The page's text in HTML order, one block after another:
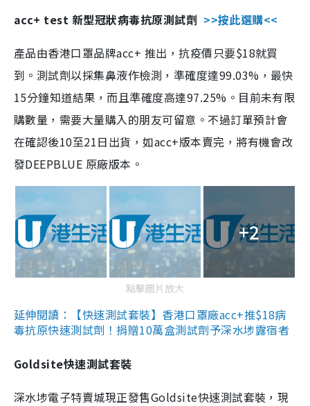
acc+ test 新型冠狀病毒抗原測試劑 >>按此選購<<
產品由香港口罩品牌acc+ 推出，抗疫價只要$18就買
到。測試劑以採集鼻液作檢測，準確度達99.03%，最快
15分鐘知道結果，而且準確度高達97.25%。目前未有限
購數量，需要大量購入的朋友可留意。不過訂單預計會
在確認後10至21日出貨，如acc+版本賣完，將有機會改
發DEEPBLUE 原廠版本。
+2
點擊圖片放大
延伸閱讀：【快速測試套裝】香港口罩廠acc+推$18病
毒抗原快速測試劑！捐贈10萬盒測試劑予深水埗露宿者
Goldsite快速測試套裝
深水埗電子特賣城現正發售Goldsite快速測試套裝，現